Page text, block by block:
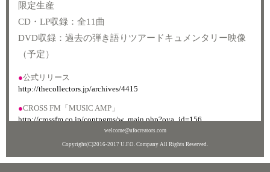
限定生産
CD・LP収録：全11曲
DVD収録：過去の弾き語りツアードキュメンタリー映像
（予定）
●公式リリース
http://thecollectors.jp/archives/4415
●CROSS FM「MUSIC AMP」
http://crossfm.co.jp/contpgms/w_main.php?oya_id=156
welcome@ufocreators.com
Copyright(C)2016-2017 U.F.O. Company All Rights Reserved.